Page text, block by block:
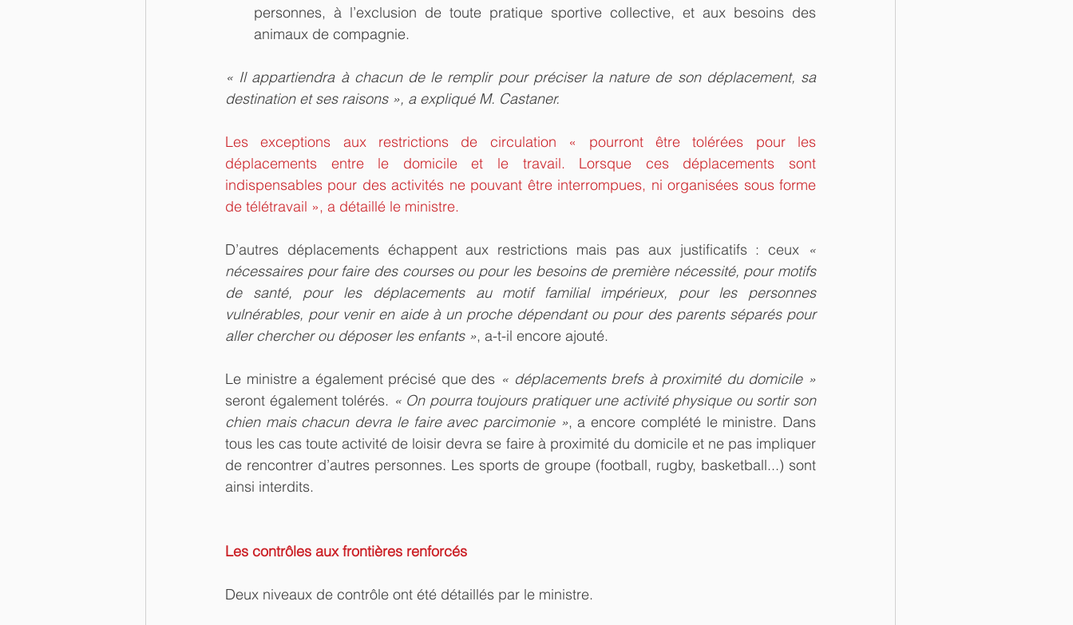
personnes, à l’exclusion de toute pratique sportive collective, et aux besoins des
animaux de compagnie.
« Il appartiendra à chacun de le remplir pour préciser la nature de son déplacement, sa
destination et ses raisons », a expliqué M. Castaner.
Les exceptions aux restrictions de circulation « pourront être tolérées pour les
déplacements entre le domicile et le travail. Lorsque ces déplacements sont
indispensables pour des activités ne pouvant être interrompues, ni organisées sous forme
de télétravail », a détaillé le ministre.
D’autres déplacements échappent aux restrictions mais pas aux justificatifs : ceux
«
nécessaires pour faire des courses ou pour les besoins de première nécessité, pour motifs
de santé, pour les déplacements au motif familial impérieux, pour les personnes
vulnérables, pour venir en aide à un proche dépendant ou pour des parents séparés pour
aller chercher ou déposer les enfants », a-t-il encore ajouté.
Le ministre a également précisé que des « déplacements brefs à proximité du domicile »
seront également tolérés. « On pourra toujours pratiquer une activité physique ou sortir son
chien mais chacun devra le faire avec parcimonie », a encore complété le ministre. Dans
tous les cas toute activité de loisir devra se faire à proximité du domicile et ne pas impliquer
de rencontrer d’autres personnes. Les sports de groupe (football, rugby, basketball...) sont
ainsi interdits.
Les contrôles aux frontières renforcés
Deux niveaux de contrôle ont été détaillés par le ministre.